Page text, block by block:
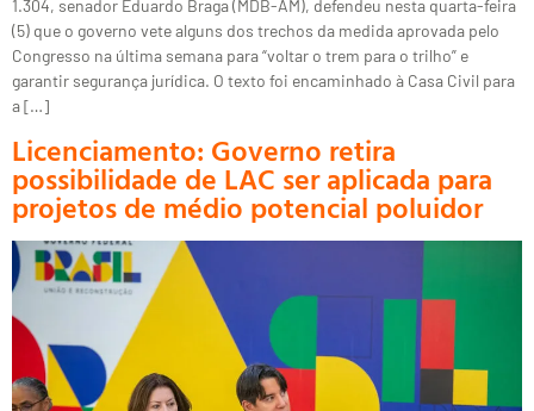
1.304, senador Eduardo Braga (MDB-AM), defendeu nesta quarta-feira
(5) que o governo vete alguns dos trechos da medida aprovada pelo
Congresso na última semana para “voltar o trem para o trilho” e
garantir segurança jurídica. O texto foi encaminhado à Casa Civil para
a […]
Licenciamento: Governo retira
possibilidade de LAC ser aplicada para
projetos de médio potencial poluidor